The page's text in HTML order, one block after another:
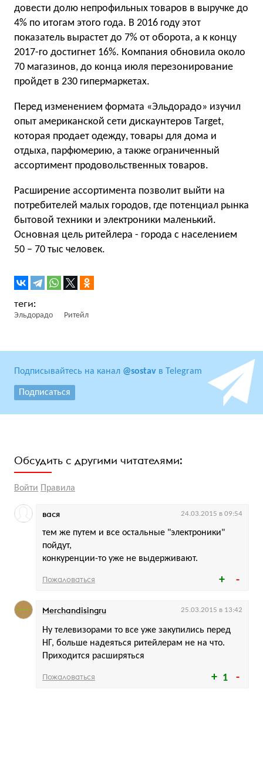
довести долю непрофильных товаров в выручке до
4% по итогам этого года. В 2016 году этот
показатель вырастет до 7% от оборота, а к концу
2017-го достигнет 16%. Компания обновила около
70 магазинов, до конца июля перезонирование
пройдет в 230 гипермаркетах.
Перед изменением формата «Эльдорадо» изучил
опыт американской сети дискаунтеров Target,
которая продает одежду, товары для дома и
отдыха, парфюмерию, а также ограниченный
ассортимент продовольственных товаров.
Расширение ассортимента позволит выйти на
потребителей малых городов, где потенциал рынка
бытовой техники и электроники маленький.
Основная цель ритейлера - города с населением
50 – 70 тыс человек.
Эльдорадо Ритейл
Подписывайтесь на канал @sostav в Telegram
Подписаться
Обсудить с другими читателями:
Войти Правила
тем же путем и все остальные "электроники"
пойдут,
конкуренции-то уже не выдерживают.
вася 24.03.2015 в 09:54
Пожаловаться
1
Ну телевизорами то все уже закупились перед
НГ, больше надеяться ритейлерам не на что.
Приходится расширяться
Merchandisingru 25.03.2015 в 13:42
Пожаловаться